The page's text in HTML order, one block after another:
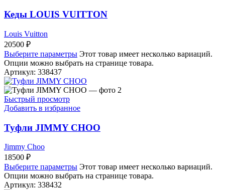
Кеды LOUIS VUITTON
Louis Vuitton
20500 ₽
Выберите параметры Этот товар имеет несколько вариаций.
Опции можно выбрать на странице товара.
Артикул: 338437
Быстрый просмотр
Добавить в избранное
Туфли JIMMY CHOO
Jimmy Choo
18500 ₽
Выберите параметры Этот товар имеет несколько вариаций.
Опции можно выбрать на странице товара.
Артикул: 338432